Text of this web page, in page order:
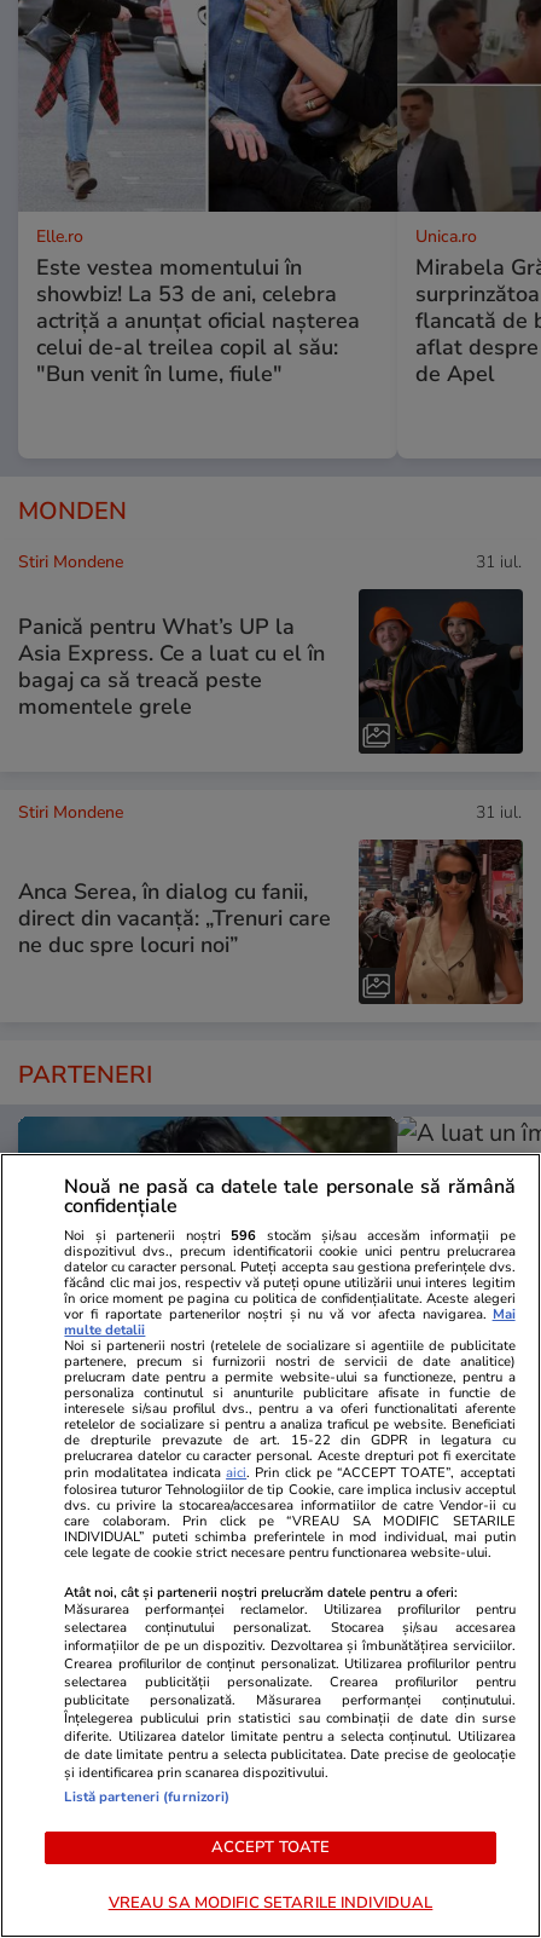
Elle.ro
Este vestea momentului în
showbiz! La 53 de ani, celebra
actriță a anunțat oficial nașterea
celui de-al treilea copil al său:
"Bun venit în lume, fiule"
Unica.ro
Mirabela
flancată de
aflat
de Apel
MONDEN
Stiri Mondene 31 iul.
Panică pentru What’s UP la
Asia Express. Ce a luat cu el în
bagaj ca să treacă peste
momentele grele
Stiri Mondene 31 iul.
Anca Serea, în dialog cu fanii,
direct din vacanță: „Trenuri care
ne duc spre locuri noi”
PARTENERI
TVMania.ro
10 vedete din România care au
făcut furori în costum de baie.
Imagini spectaculoase cu Antonia,
INNA, Bianca Drăgușanu și alte
dive
A luat un
a plăti
executat şi
mari
PARTENERI
Nouă ne pasă ca datele tale personale să rămână
confidențiale
Noi și partenerii noștri 596 stocăm și/sau accesăm informații pe
dispozitivul dvs., precum identificatorii cookie unici pentru prelucrarea
datelor cu caracter personal. Puteți accepta sau gestiona preferințele dvs.
făcând clic mai jos, respectiv vă puteți opune utilizării unui interes legitim
în orice moment pe pagina cu politica de confidențialitate. Aceste alegeri
vor fi raportate partenerilor noștri și nu vă vor afecta navigarea. Mai
multe detalii
Noi si partenerii nostri (retelele de socializare si agentiile de publicitate
partenere, precum si furnizorii nostri de servicii de date analitice)
prelucram date pentru a permite website-ului sa functioneze, pentru a
personaliza continutul si anunturile publicitare afisate in functie de
interesele si/sau profilul dvs., pentru a va oferi functionalitati aferente
retelelor de socializare si pentru a analiza traficul pe website. Beneficiati
de drepturile prevazute de art. 15-22 din GDPR in legatura cu
prelucrarea datelor cu caracter personal. Aceste drepturi pot fi exercitate
prin modalitatea indicataaici. Prin click pe “ACCEPT TOATE”, acceptati
folosirea tuturor Tehnologiilor de tip Cookie, care implica inclusiv acceptul
dvs. cu privire la stocarea/accesarea informatiilor de catre Vendor-ii cu
care colaboram. Prin click pe “VREAU SA MODIFIC SETARILE
INDIVIDUAL” puteti schimba preferintele in mod individual, mai putin
cele legate de cookie strict necesare pentru functionarea website-ului.
Atât noi, cât și partenerii noștri prelucrăm datele pentru a oferi:
Măsurarea performanței reclamelor. Utilizarea profilurilor pentru
selectarea conținutului personalizat. Stocarea și/sau accesarea
informațiilor de pe un dispozitiv. Dezvoltarea și îmbunătățirea serviciilor.
Crearea profilurilor de conținut personalizat. Utilizarea profilurilor pentru
selectarea publicității personalizate. Crearea profilurilor pentru
publicitate personalizată. Măsurarea performanței conținutului.
Înțelegerea publicului prin statistici sau combinații de date din surse
diferite. Utilizarea datelor limitate pentru a selecta conținutul. Utilizarea
de date limitate pentru a selecta publicitatea. Date precise de geolocație
și identificarea prin scanarea dispozitivului.
Listă parteneri (furnizori)
ACCEPT TOATE
VREAU SA MODIFIC SETARILE INDIVIDUAL